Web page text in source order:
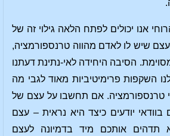
אנו יכולים לפתח הלאה גילוי זה של
שיש לו לאדם מהווה טרנספורמציה,
הסיבה היחידה לאי-נתינת דעתנו
השקפות פרימיטיביות מאוד לגבי מה
טרנספורמציה. אם תחשבו על עצם של
בוודאי יודעים כיצד היא נראית – עצם
תדהים אותכם מיד בדמיונה לעצם